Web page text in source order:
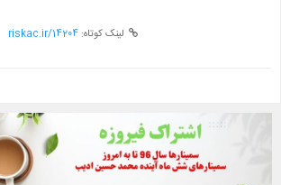
لینک کوتاه:riskac.ir/14204